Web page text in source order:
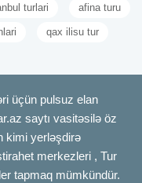
turlari afina turu
qax ilisu tur
üçün pulsuz elan
saytı vasitəsilə öz
kimi yerləşdirə
merkezleri , Tur
tapmaq mümkündür.